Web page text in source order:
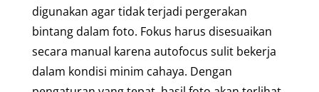
digunakan agar tidak terjadi pergerakan
bintang dalam foto. Fokus harus disesuaikan
secara manual karena autofocus sulit bekerja
dalam kondisi minim cahaya. Dengan